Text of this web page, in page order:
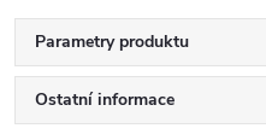
Parametry produktu
Ostatní informace